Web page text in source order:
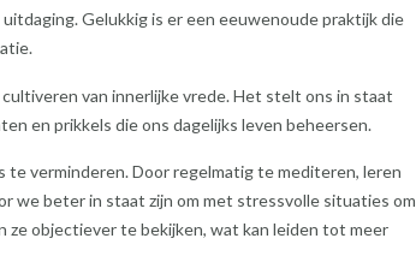
Gelukkig is er een eeuwenoude praktijk die
van innerlijke vrede. Het stelt ons in staat
en prikkels die ons dagelijks leven beheersen.
verminderen. Door regelmatig te mediteren, leren
we beter in staat zijn om met stressvolle situaties om
ze objectiever te bekijken, wat kan leiden tot meer